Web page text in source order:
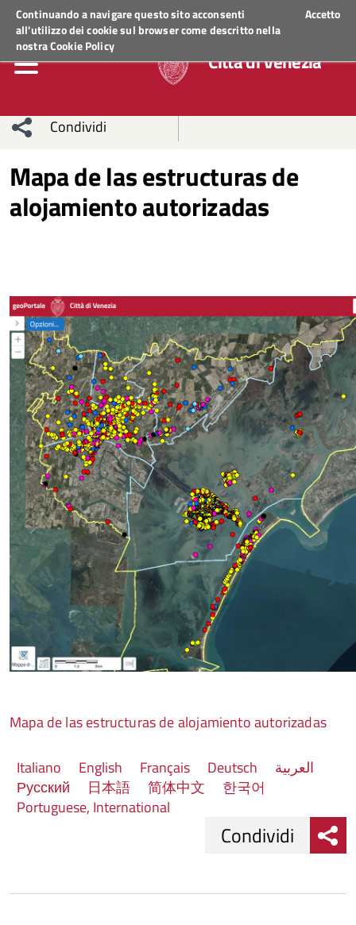
Continuando a navigare questo sito acconsenti
all'utilizzo dei cookie sul browser come descritto nella
nostraCookie Policy
Accetto
Regione Veneto ACCEDI AI SERVIZI
Città di Venezia
Condividi
sui social
Condividi
Condividi
su
Condividi
Facebook
su
Whatsapp
Mapa de las estructuras de
alojamiento autorizadas
Mapa de las estructuras de alojamiento autorizadas
Italiano English Français Deutsch
العربية
Русский
日本語 简体中文
한국어
Portuguese, International
Condividi